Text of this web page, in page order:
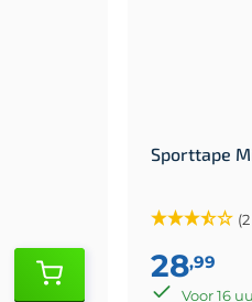
Sporttape
28,99
Voor 16